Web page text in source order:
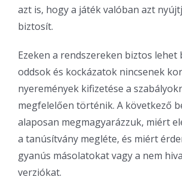
azt is, hogy a játék valóban azt
biztosít.
Ezeken a rendszereken biztos lehet
oddsok és kockázatok nincsenek
nyeremények kifizetése a
megfelelően történik. A következő
alaposan megmagyarázzuk, miért
a tanúsítvány megléte, és miért
gyanús másolatokat vagy a nem
verziókat.